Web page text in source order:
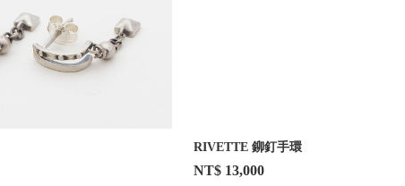
RIVETTE 鉚釘手環
NT$ 13,000